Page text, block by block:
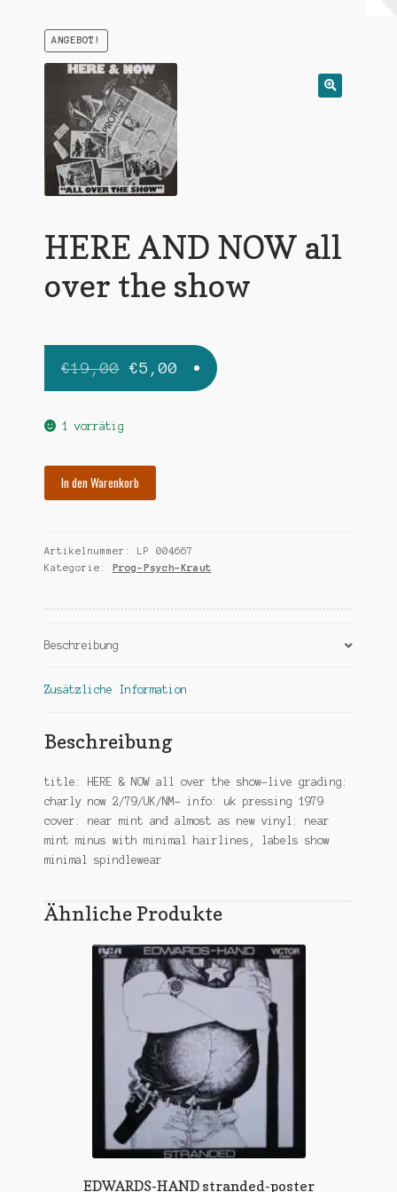
Warenkorb
Mein Konto
ANGEBOT!
HERE AND NOW all
over the show
€19,00 Ursprünglicher
Preis
€5,00 Aktueller
Preis
1 vorrätig
over
the
Menge
In den Warenkorb
Artikelnummer:
LP 004667
Kategorie:
Prog-Psych-Kraut
Beschreibung
Zusätzliche Information
Beschreibung
title: HERE & NOW all over the show-live grading:
charly now 2/79/UK/NM- info: uk pressing 1979
cover: near mint and almost as new vinyl: near
mint minus with minimal hairlines, labels show
minimal spindlewear
Ähnliche Produkte
EDWARDS-HAND stranded-poster